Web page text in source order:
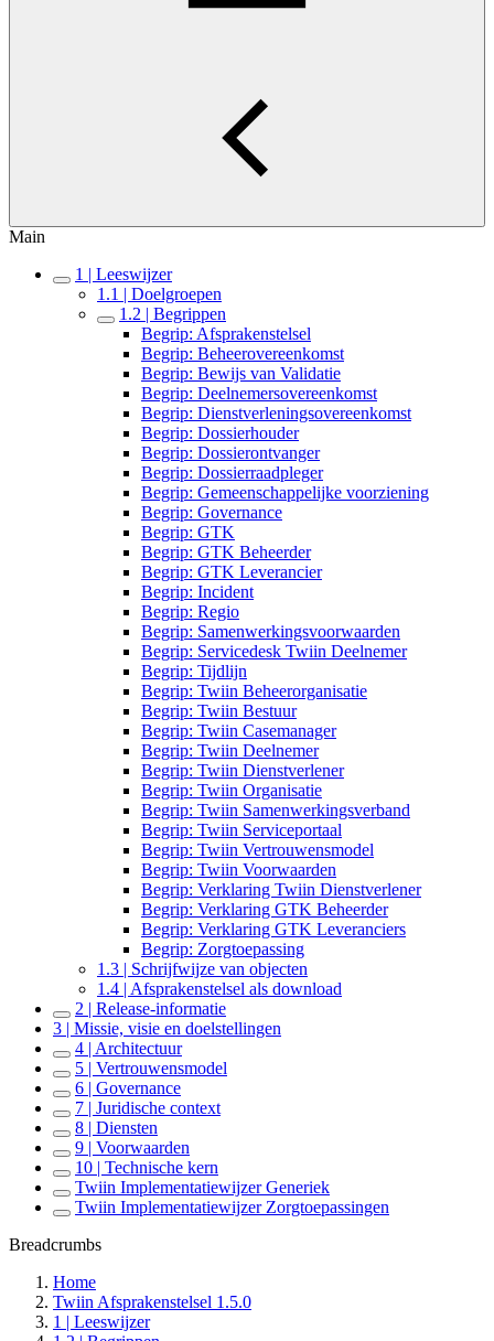
Main
1 | Leeswijzer
1.1 | Doelgroepen
1.2 | Begrippen
Begrip: Afsprakenstelsel
Begrip: Beheerovereenkomst
Begrip: Bewijs van Validatie
Begrip: Deelnemersovereenkomst
Begrip: Dienstverleningsovereenkomst
Begrip: Dossierhouder
Begrip: Dossierontvanger
Begrip: Dossierraadpleger
Begrip: Gemeenschappelijke voorziening
Begrip: Governance
Begrip: GTK
Begrip: GTK Beheerder
Begrip: GTK Leverancier
Begrip: Incident
Begrip: Regio
Begrip: Samenwerkingsvoorwaarden
Begrip: Servicedesk Twiin Deelnemer
Begrip: Tijdlijn
Begrip: Twiin Beheerorganisatie
Begrip: Twiin Bestuur
Begrip: Twiin Casemanager
Begrip: Twiin Deelnemer
Begrip: Twiin Dienstverlener
Begrip: Twiin Organisatie
Begrip: Twiin Samenwerkingsverband
Begrip: Twiin Serviceportaal
Begrip: Twiin Vertrouwensmodel
Begrip: Twiin Voorwaarden
Begrip: Verklaring Twiin Dienstverlener
Begrip: Verklaring GTK Beheerder
Begrip: Verklaring GTK Leveranciers
Begrip: Zorgtoepassing
1.3 | Schrijfwijze van objecten
1.4 | Afsprakenstelsel als download
2 | Release-informatie
3 | Missie, visie en doelstellingen
4 | Architectuur
5 | Vertrouwensmodel
6 | Governance
7 | Juridische context
8 | Diensten
9 | Voorwaarden
10 | Technische kern
Twiin Implementatiewijzer Generiek
Twiin Implementatiewijzer Zorgtoepassingen
Breadcrumbs
Home
Twiin Afsprakenstelsel 1.5.0
1 | Leeswijzer